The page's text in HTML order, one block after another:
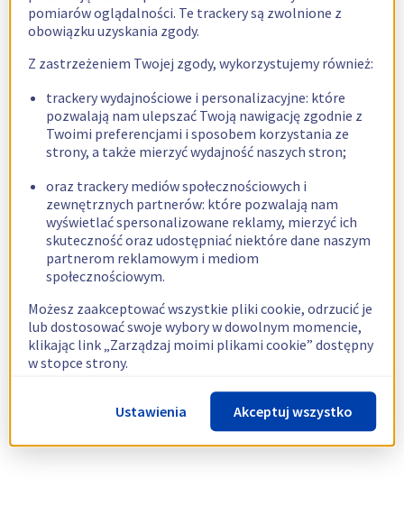
pomiarów oglądalności. Te trackery są zwolnione z
obowiązku uzyskania zgody.
Z zastrzeżeniem Twojej zgody, wykorzystujemy również:
trackery wydajnościowe i personalizacyjne: które
pozwalają nam ulepszać Twoją nawigację zgodnie z
Twoimi preferencjami i sposobem korzystania ze
strony, a także mierzyć wydajność naszych stron;
oraz trackery mediów społecznościowych i
zewnętrznych partnerów: które pozwalają nam
wyświetlać spersonalizowane reklamy, mierzyć ich
skuteczność oraz udostępniać niektóre dane naszym
partnerom reklamowym i mediom
społecznościowym.
Możesz zaakceptować wszystkie pliki cookie, odrzucić je
lub dostosować swoje wybory w dowolnym momencie,
klikając link „Zarządzaj moimi plikami cookie” dostępny
w stopce strony.
Więcej informacji znajdziesz w naszejpolityce
dotyczącej wykorzystywania plików cookie.
Ustawienia Akceptuj wszystko